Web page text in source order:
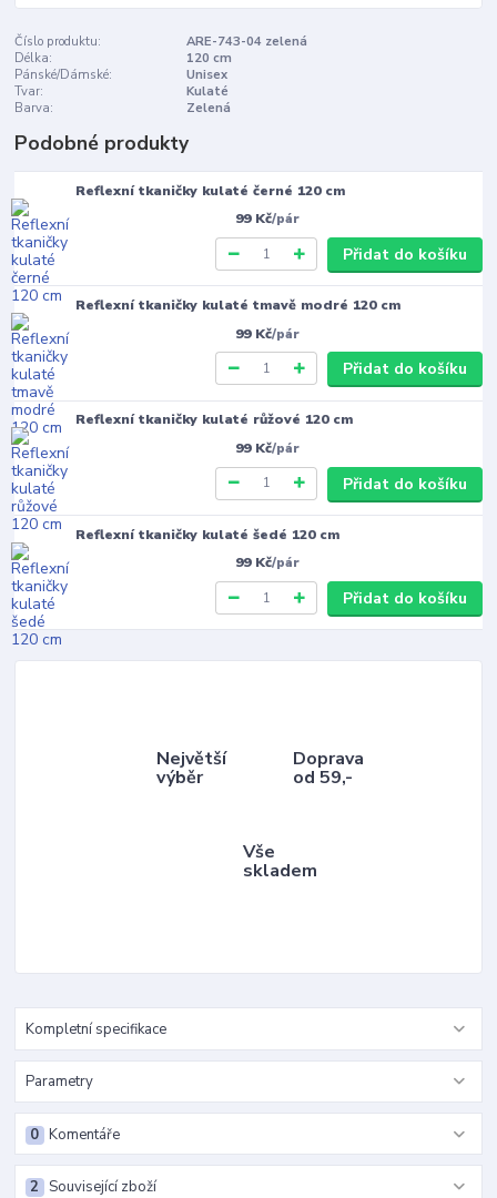
Číslo produktu:
ARE-743-04 zelená
Délka:
120 cm
Pánské/Dámské:
Unisex
Tvar:
Kulaté
Barva:
Zelená
Podobné produkty
Reflexní tkaničky kulaté černé 120 cm
99 Kč/pár
Přidat do košíku
Reflexní tkaničky kulaté tmavě modré 120 cm
99 Kč/pár
Přidat do košíku
Reflexní tkaničky kulaté růžové 120 cm
99 Kč/pár
Přidat do košíku
Reflexní tkaničky kulaté šedé 120 cm
99 Kč/pár
Přidat do košíku
Největší
výběr
Doprava
od 59,-
Vše
skladem
Kompletní specifikace
Parametry
Komentáře
0
Související zboží
2